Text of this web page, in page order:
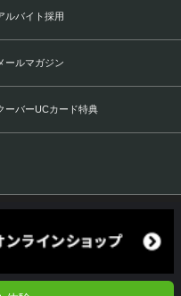
ルバイト採用
ールマガジン
ーバーUCカード特典
Reserved.